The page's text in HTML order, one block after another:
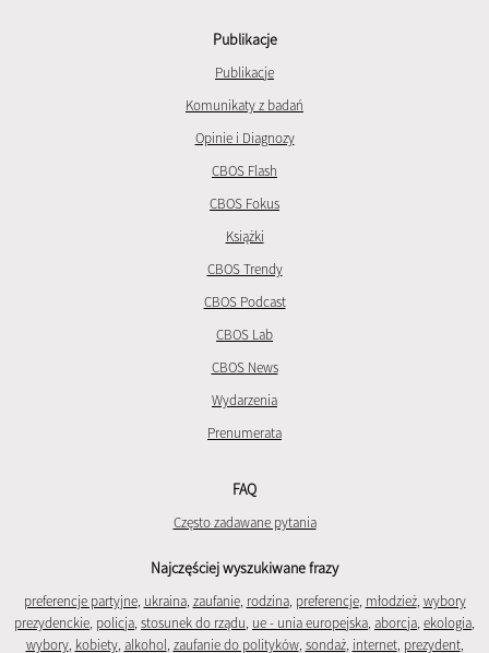
Publikacje
Publikacje
Komunikaty z badań
Opinie i Diagnozy
CBOS Flash
CBOS Fokus
Książki
CBOS Trendy
CBOS Podcast
CBOS Lab
CBOS News
Wydarzenia
Prenumerata
FAQ
Często zadawane pytania
Najczęściej wyszukiwane frazy
preferencje partyjne, ukraina, zaufanie, rodzina, preferencje, młodzież, wybory
prezydenckie, policja, stosunek do rządu, ue - unia europejska, aborcja, ekologia,
wybory, kobiety, alkohol, zaufanie do polityków, sondaż, internet, prezydent,